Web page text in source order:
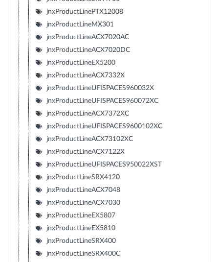
jnxProductLinePTX12008
jnxProductLineMX301
jnxProductLineACX7020AC
jnxProductLineACX7020DC
jnxProductLineEX5200
jnxProductLineACX7332X
jnxProductLineUFISPACES960032X
jnxProductLineUFISPACES960072XC
jnxProductLineACX7372XC
jnxProductLineUFISPACES9600102XC
jnxProductLineACX73102XC
jnxProductLineACX7122X
jnxProductLineUFISPACES950022XST
jnxProductLineSRX4120
jnxProductLineACX7048
jnxProductLineACX7030
jnxProductLineEX5807
jnxProductLineEX5810
jnxProductLineSRX400
jnxProductLineSRX400C